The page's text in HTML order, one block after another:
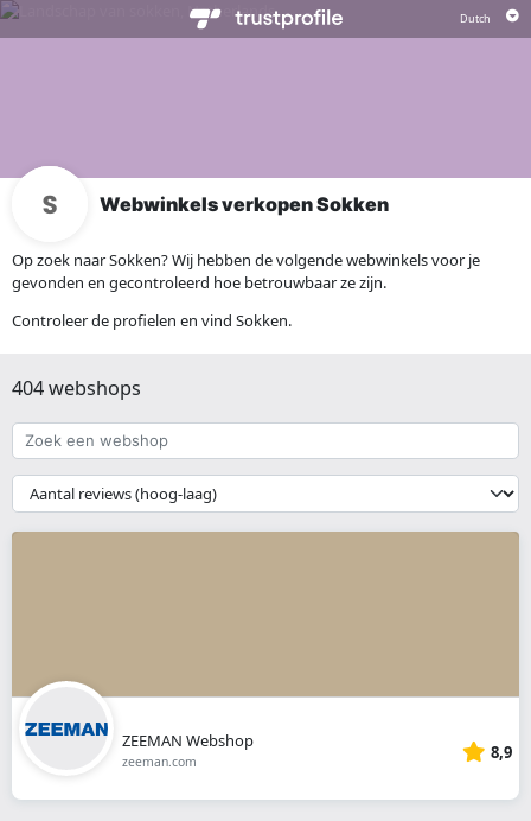
Webwinkels verkopen Sokken
Op zoek naar Sokken? Wij hebben de volgende webwinkels voor je
gevonden en gecontroleerd hoe betrouwbaar ze zijn.
Controleer de profielen en vind Sokken.
404 webshops
Zoek
een
webshop
{{
__('Sort')
}}
ZEEMAN Webshop
zeeman.com 8,9